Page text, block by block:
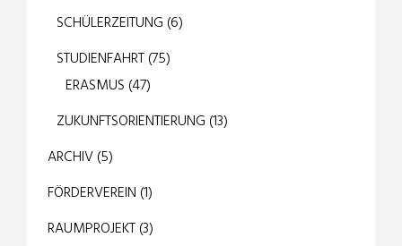
SCHÜLERZEITUNG (6)
STUDIENFAHRT(75)
ERASMUS (47)
ZUKUNFTSORIENTIERUNG (13)
ARCHIV(5)
FÖRDERVEREIN (1)
RAUMPROJEKT(3)